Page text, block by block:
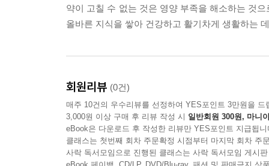
약이 고칠 수 없는 것은 영양 부족을 해소하는 것
올바른 지식을 쌓아 건강하고 활기차게 생활하는
회원리뷰 (0건)
매주 10건의 우수리뷰를 선정하여 YES포인트 3만원을 드
3,000원 이상 구매 후 리뷰 작성 시 일반회원 300원, 마니
eBook은 다운로드 후 작성한 리뷰만 YES포인트 지급됩니
클래스는 첫번째 회차 주문확정 시점부터 마지막 회차 주
사락 독서모임으로 진행된 클래스는 사락 독서모임 게시